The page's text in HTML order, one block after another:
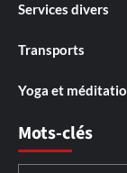
Services divers
Transports
Yoga et
Mots-clés